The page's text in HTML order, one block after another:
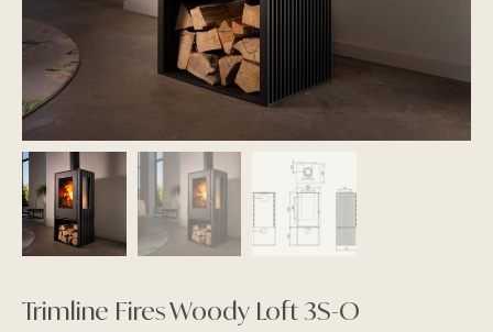
Trimline Fires Woody Loft 3S-O